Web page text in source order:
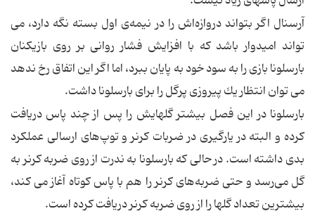
آرسنال اگر بتواند دروازه‌اش را در نیمه‌ی اول بسته نگه دارد، می
تواند امیدوار باشد كه با افزایش فشار روانی بر روی بازیكنان
بارسلونا بازی را به سود خود به پایان ببرد، اما اگر این اتفاق رخ ندهد
می توان انتظار یك پیروزی پرگل را برای بارسلونا داشت.
بارسلونا در این فصل بیشتر گلهایش را پس از چند پاس دریافت
كرده و البته در یارگیری در ضربات كرنر و توپ‌های ارسالی عملكرد
بدی داشته است. در حالی كه بارسلونا به ندرت از روی ضربه كرنر به
گل می‌رسد و حتی ضربه‌های كرنر را هم با پاس كوتاه آغاز می كند،
بیشترین تعداد گلها را از روی ضربه كرنر دریافت كرده است.